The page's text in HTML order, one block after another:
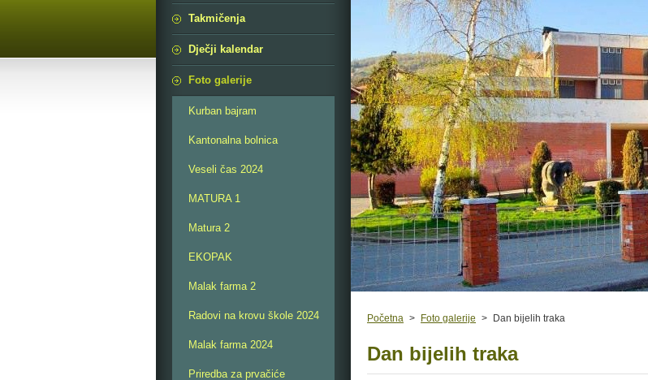
Početna > Foto galerije > Dan bijelih traka
Dan bijelih traka
Takmičenja
Dječji kalendar
Foto galerije
Kurban bajram
Kantonalna bolnica
Veseli čas 2024
MATURA 1
Matura 2
EKOPAK
Malak farma 2
Radovi na krovu škole 2024
Malak farma 2024
Priredba za prvačiće